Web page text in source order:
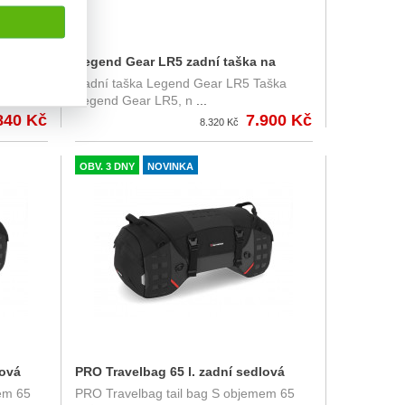
Kč
Legend Gear LR5 zadní taška na
sedlo, 52 l. BC.HTA.00.405.20000
Zadní taška Legend Gear LR5 Taška
Legend Gear LR5, n
8.320 Kč 7.900 Kč
65
OBV. 3 DNY NOVINKA
PRO Travelbag 65 l. zadní sedlová
brašna SW-Motech
PRO Travelbag tail bag S objemem 65